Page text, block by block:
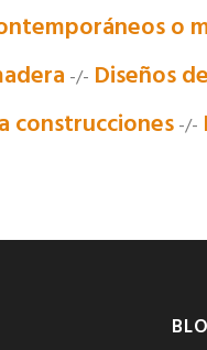
o
-/- Diseños
construcciones -/-